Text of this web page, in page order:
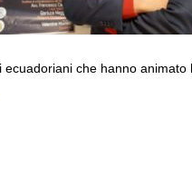
ecuadoriani che hanno